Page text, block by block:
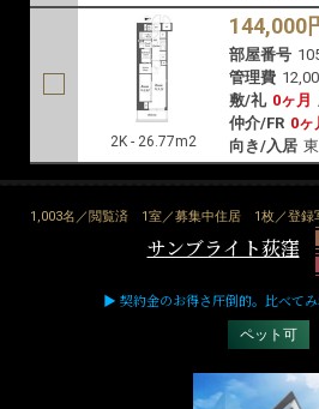
2K - 26.77m2
144,000
部屋番号
管理費
敷/礼 0ヶ月
仲介/FR 0ヶ
向き/入居
1,003名／閲覧済 1室／募集中住居 1枚／登録
サンブライト荻窪
▶ 契約金のお得さ圧倒的。比べて
ペット可